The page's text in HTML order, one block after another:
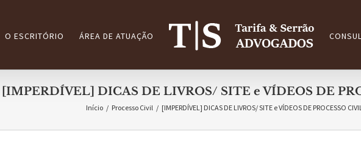
O ESCRITÓRIO ÁREA DE ATUAÇÃO
[IMPERDÍVEL] DICAS DE LIVROS/ SITE e VÍDEOS DE
Início / Processo Civil / [IMPERDÍVEL] DICAS DE LIVROS/ SITE e VÍDEOS DE PROCESSO